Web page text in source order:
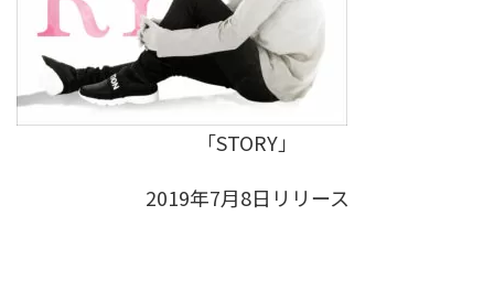
「STORY」
2019年7月8日リリース